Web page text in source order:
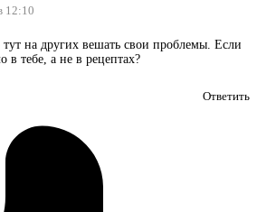
12:10
на других вешать свои проблемы. Если
в тебе, а не в рецептах?
Ответить